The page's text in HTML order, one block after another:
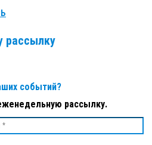
рассылку
событий?
рассылку.